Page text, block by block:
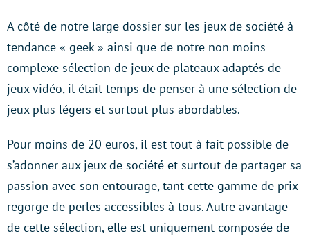
A côté de notre large dossier sur les jeux de société à
tendance « geek » ainsi que de notre non moins
complexe sélection de jeux de plateaux adaptés de
jeux vidéo, il était temps de penser à une sélection de
jeux plus légers et surtout plus abordables.
Pour moins de 20 euros, il est tout à fait possible de
s’adonner aux jeux de société et surtout de partager sa
passion avec son entourage, tant cette gamme de prix
regorge de perles accessibles à tous. Autre avantage
de cette sélection, elle est uniquement composée de